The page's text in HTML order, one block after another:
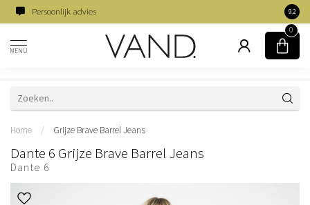
Persoonlijk advies 9.2
MENU
0
Home / Grijze Brave Barrel Jeans
Dante 6 Grijze Brave Barrel Jeans
Dante 6